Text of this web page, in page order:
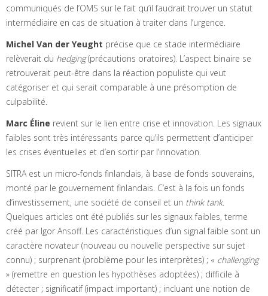
communiqués de l’OMS sur le fait qu’il faudrait trouver un statut
intermédiaire en cas de situation à traiter dans l’urgence.
Michel Van der Yeught précise que ce stade intermédiaire
relèverait du hedging(précautions oratoires). L’aspect binaire se
retrouverait peut-être dans la réaction populiste qui veut
catégoriser et qui serait comparable à une présomption de
culpabilité.
Marc Éline revient sur le lien entre crise et innovation. Les signaux
faibles sont très intéressants parce qu’ils permettent d’anticiper
les crises éventuelles et d’en sortir par l’innovation.
SITRA est un micro-fonds finlandais, à base de fonds souverains,
monté par le gouvernement finlandais. C’est à la fois un fonds
d’investissement, une société de conseil et un think tank.
Quelques articles ont été publiés sur les signaux faibles, terme
créé par Igor Ansoff. Les caractéristiques d’un signal faible sont un
caractère novateur (nouveau ou nouvelle perspective sur sujet
connu) ; surprenant (problème pour les interprètes) ; « challenging
» (remettre en question les hypothèses adoptées) ; difficile à
détecter ; significatif (impact important) ; incluant une notion de